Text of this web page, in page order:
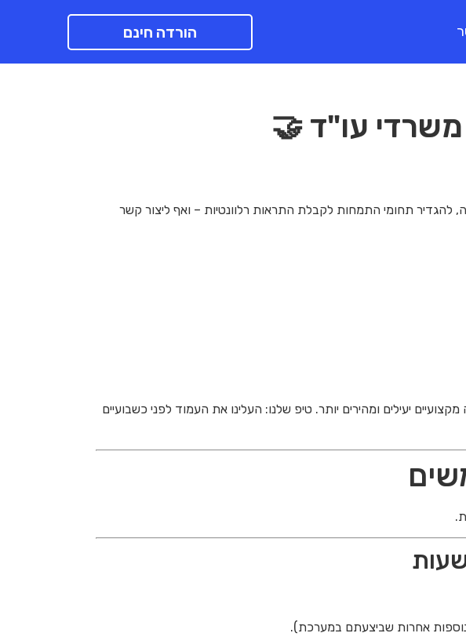
הורדה חינם
עו"ד 🤝
להגדיר תחומי התמחות לקבלת התראות רלוונטיות – ואף ליצור קשר
יעילים ומהירים יותר. טיפ שלנו: העלינו את העמוד לפני כשבועיים
נוספות אחרות שביצעתם במערכת).